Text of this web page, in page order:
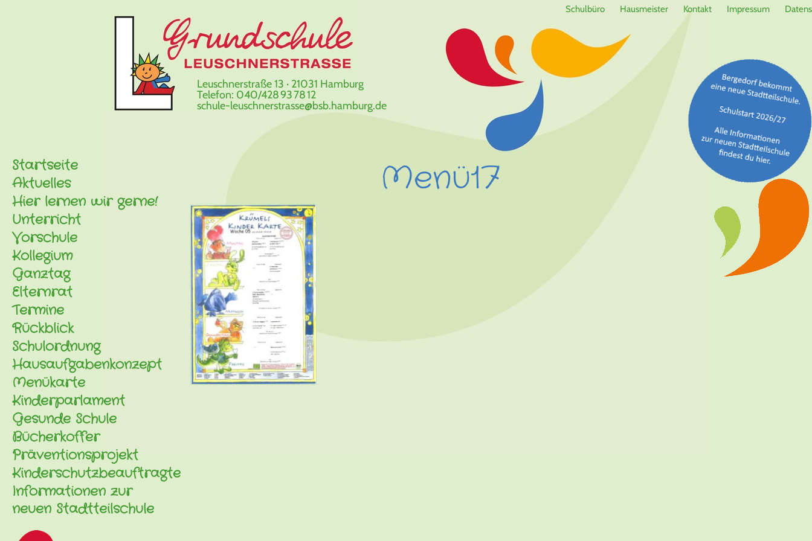
Schulbüro Hausmeister Kontakt Impressum
Leuschnerstraße 13 · 21031 Hamburg
Telefon: 040/428 93 78 12
schule-leuschnerstrasse@bsb.hamburg.de
Startseite
Aktuelles
Hier lernen wir gerne!
Unterricht
Vorschule
Kollegium
Ganztag
Elternrat
Termine
Rückblick
Schulordnung
Hausaufgabenkonzept
Menükarte
Kinderparlament
Gesunde Schule
Bücherkoffer
Präventionsprojekt
Kinderschutzbeauftragte
Informationen zur
neuen Stadtteilschule
Menü17